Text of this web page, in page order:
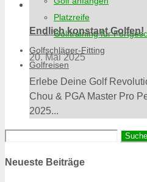
Platzreife
Golftraining für
Golfschläger-Fitting
Golfreisen
Endlich konstant Golfen!
20. Mai 2025
Erlebe Deine Golf
Chou & PGA Master Pro
2025...
Neueste Beiträge